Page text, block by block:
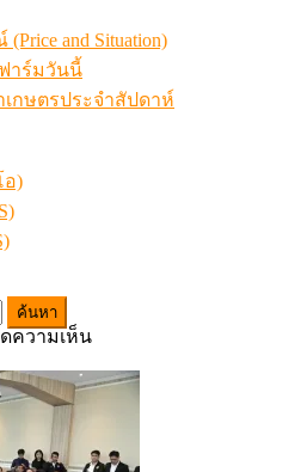
and Situation)
าร์มวันนี้
กษตรประจำสัปดาห์
อ)
ความเห็นบน